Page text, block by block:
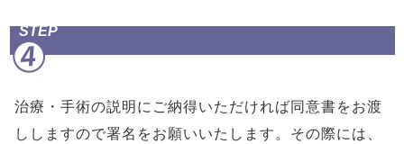
STEP
治療・手術の説明にご納得いただければ同意書をお渡
ししますので署名をお願いいたします。その際には、